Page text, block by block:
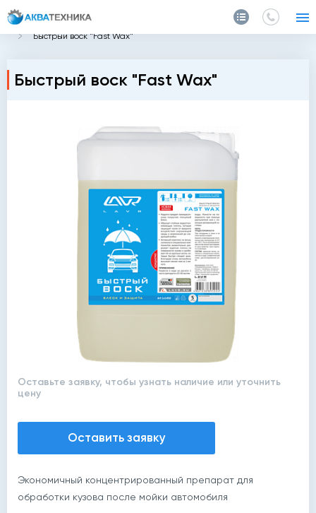
Главная Каталог
Воски для авто
Быстрый воск "Fast Wax"
Быстрый воск "Fast Wax"
Оставьте заявку, чтобы узнать наличие или уточнить
цену
Оставить заявку
Экономичный концентрированный препарат для
обработки кузова после мойки автомобиля